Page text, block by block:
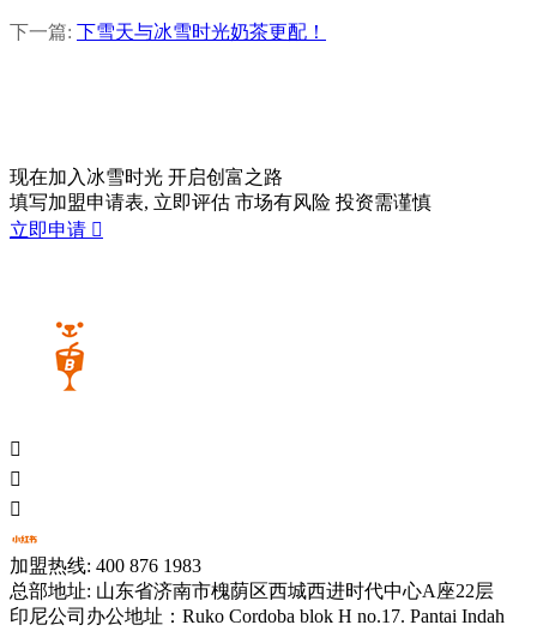
下一篇: 下雪天与冰雪时光奶茶更配！
现在加入冰雪时光 开启创富之路
填写加盟申请表, 立即评估 市场有风险 投资需谨慎
立即申请 



加盟热线: 400 876 1983
总部地址: 山东省济南市槐荫区西城西进时代中心A座22层
印尼公司办公地址：Ruko Cordoba blok H no.17. Pantai Indah